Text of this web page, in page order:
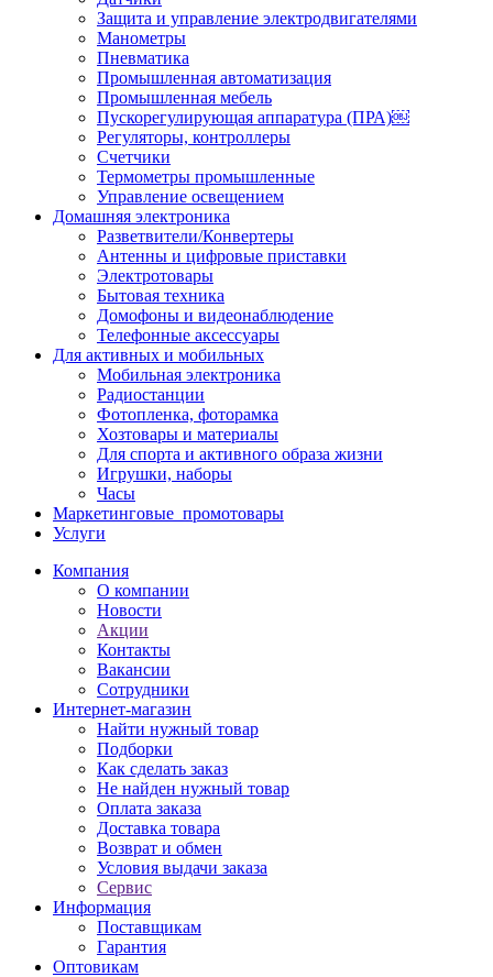
Защита и управление электродвигателями
Манометры
Пневматика
Промышленная автоматизация
Промышленная мебель
Пускорегулирующая аппаратура (ПРА)￼
Регуляторы, контроллеры
Счетчики
Термометры промышленные
Управление освещением
Домашняя электроника
Разветвители/Конвертеры
Антенны и цифровые приставки
Электротовары
Бытовая техника
Домофоны и видеонаблюдение
Телефонные аксессуары
Для активных и мобильных
Мобильная электроника
Радиостанции
Фотопленка, фоторамка
Хозтовары и материалы
Для спорта и активного образа жизни
Игрушки, наборы
Часы
Маркетинговые_промотовары
Услуги
Компания
О компании
Новости
Акции
Контакты
Вакансии
Сотрудники
Интернет-магазин
Найти нужный товар
Подборки
Как сделать заказ
Не найден нужный товар
Оплата заказа
Доставка товара
Возврат и обмен
Условия выдачи заказа
Сервис
Информация
Поставщикам
Гарантия
Оптовикам